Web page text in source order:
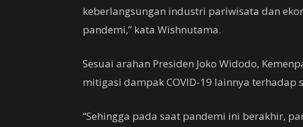
keberlangsungan industri pariwisata dan
pandemi,” kata Wishnutama.
Sesuai arahan Presiden Joko Widodo,
mitigasi dampak COVID-19 lainnya
“Sehingga pada saat pandemi ini berakhir,